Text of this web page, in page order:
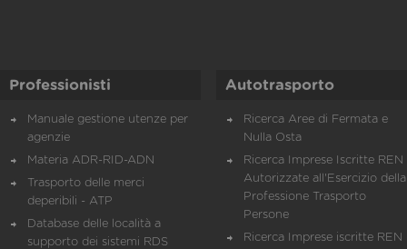
Professionisti
Manuale gestione utenze per
agenzie
Materia ADR-RID-ADN
Trasporto delle merci
deperibili - ATP
Database delle località a
supporto dei sistemi RDS
Autotrasporto
Ricerca Aree di Fermata e
Nulla Osta
Ricerca Imprese Iscritte REN
Autorizzate all'Esercizio della
Professione Trasporto
Persone
Ricerca Imprese iscritte REN